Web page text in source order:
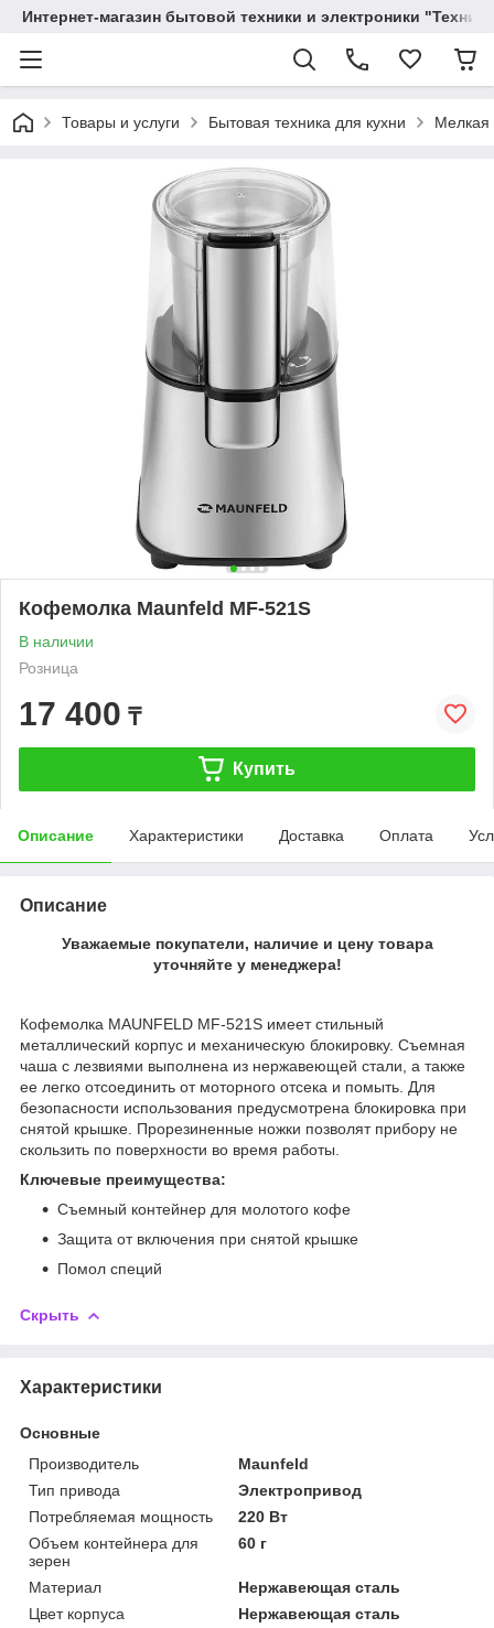
Интернет-магазин бытовой техники и электроники
Товары и услуги Бытовая техника для кухни Мелкая
Кофемолка Maunfeld MF-521S
В наличии
Розница
17 400 ₸
Купить
Описание Характеристики Доставка Оплата
Описание
Уважаемые покупатели, наличие и цену товара
уточняйте у менеджера!
Кофемолка MAUNFELD MF-521S имеет стильный
металлический корпус и механическую блокировку. Съемная
чаша с лезвиями выполнена из нержавеющей стали, а также
ее легко отсоединить от моторного отсека и помыть. Для
безопасности использования предусмотрена блокировка при
снятой крышке. Прорезиненные ножки позволят прибору не
скользить по поверхности во время работы.
Ключевые преимущества:
Съемный контейнер для молотого кофе
Защита от включения при снятой крышке
Помол специй
Скрыть
Характеристики
Основные
Производитель
Maunfeld
Тип привода
Электропривод
Потребляемая мощность
220 Вт
Объем контейнера для
зерен
60 г
Материал
Нержавеющая сталь
Цвет корпуса
Нержавеющая сталь